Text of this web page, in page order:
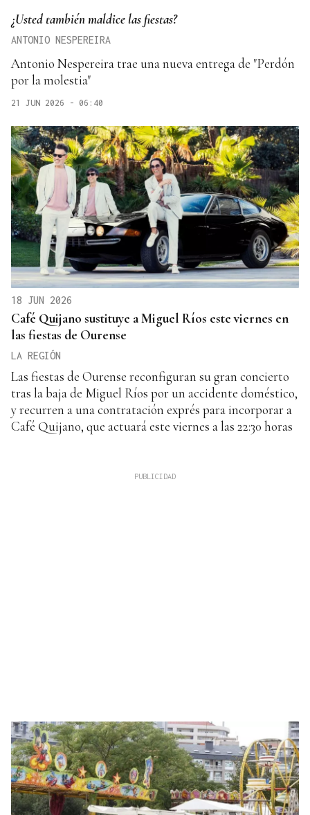
¿Usted también maldice las fiestas?
ANTONIO NESPEREIRA
Antonio Nespereira trae una nueva entrega de "Perdón
por la molestia"
21 JUN 2026 - 06:40
18 JUN 2026
Café Quijano sustituye a Miguel Ríos este viernes en
las fiestas de Ourense
LA REGIÓN
Las fiestas de Ourense reconfiguran su gran concierto
tras la baja de Miguel Ríos por un accidente doméstico,
y recurren a una contratación exprés para incorporar a
Café Quijano, que actuará este viernes a las 22:30 horas